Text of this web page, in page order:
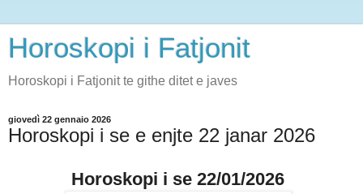
Horoskopi i Fatjonit
Horoskopi i Fatjonit te githe ditet e javes
giovedì 22 gennaio 2026
Horoskopi i se e enjte 22 janar 2026
Horoskopi i se 22/01/2026